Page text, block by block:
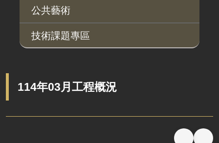
公共藝術
技術課題專區
114年03月工程概況